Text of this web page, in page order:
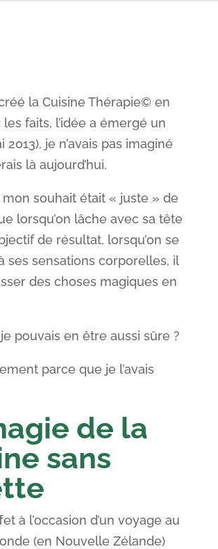
créé la Cuisine Thérapie© en
les faits, l’idée a émergé un
2013), je n’avais pas imaginé
là aujourd’hui.
souhait était « juste » de
lorsqu’on lâche avec sa tête
de résultat, lorsqu’on se
ses sensations corporelles, il
des choses magiques en
pouvais en être aussi sûre ?
parce que je l’avais
de la
sans
à l’occasion d’un voyage au
(en Nouvelle Zélande)